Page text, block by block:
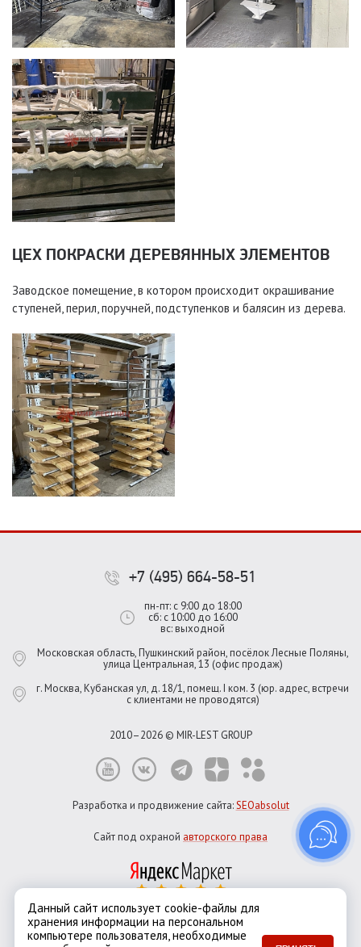
ЦЕХ ПОКРАСКИ ДЕРЕВЯННЫХ ЭЛЕМЕНТОВ
Заводское помещение, в котором происходит окрашивание
ступеней, перил, поручней, подступенков и балясин из дерева.
+7 (495) 664-58-51
пн-пт: с 9:00 до 18:00
сб: с 10:00 до 16:00
вс: выходной
Московская область, Пушкинский район, посёлок Лесные Поляны,
улица Центральная, 13 (офис продаж)
г. Москва, Кубанская ул, д. 18/1, помещ. I ком. 3 (юр. адрес, встречи
с клиентами не проводятся)
2010–2026 © MIR-LEST GROUP
Разработка и продвижение сайта:SEOabsolut
Сайт под охраной авторского права
Город:Москва
ЕкатеринбургКазаньНовосибирскСанкт-Петербург
Данный сайт использует cookie-файлы для
хранения информации на персональном
компьютере пользователя, необходимые